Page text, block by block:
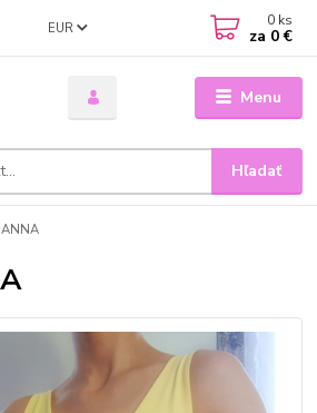
Menu
EUR
Hľadať
0 ks
za 0 €